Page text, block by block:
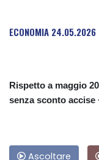
ECONOMIA 24.05.2026
Rispetto a maggio
senza sconto accise
Ascoltare